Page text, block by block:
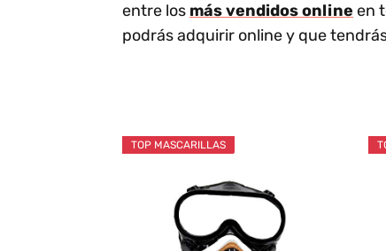
entre los más vendidos online en
podrás adquirir online y que
TOP MASCARILLAS